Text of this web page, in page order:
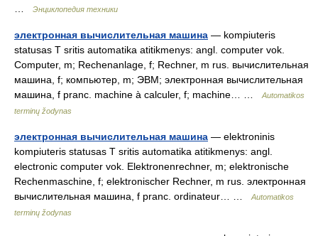
Энциклопедия техники
электронная вычислительная машина — kompiuteris
statusas T sritis automatika atitikmenys: angl. computer vok.
Computer, m; Rechenanlage, f; Rechner, m rus. вычислительная
машина, f; компьютер, m; ЭВМ; электронная вычислительная
машина, f pranc. machine à calculer, f; machine… …
Automatikos
terminų žodynas
электронная вычислительная машина — elektroninis
kompiuteris statusas T sritis automatika atitikmenys: angl.
electronic computer vok. Elektronenrechner, m; elektronische
Rechenmaschine, f; elektronischer Rechner, m rus. электронная
вычислительная машина, f pranc. ordinateur… …
Automatikos
terminų žodynas